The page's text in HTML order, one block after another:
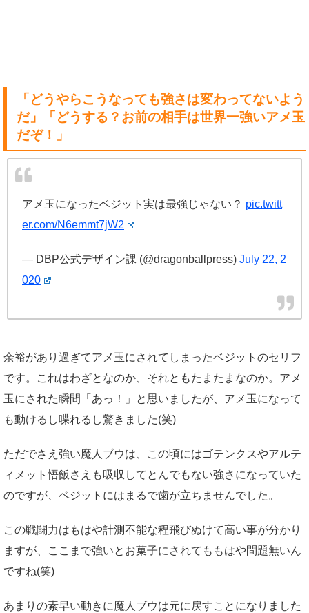
「どうやらこうなっても強さは変わってないよう
だ」「どうする？お前の相手は世界一強いアメ玉
だぞ！」
アメ玉になったベジット実は最強じゃない？ pic.twitt
er.com/N6emmt7jW2
— DBP公式デザイン課 (@dragonballpress) July 22, 2
020
余裕があり過ぎてアメ玉にされてしまったベジットのセリフ
です。これはわざとなのか、それともたまたまなのか。アメ
玉にされた瞬間「あっ！」と思いましたが、アメ玉になって
も動けるし喋れるし驚きました(笑)
ただでさえ強い魔人ブウは、この頃にはゴテンクスやアルテ
ィメット悟飯さえも吸収してとんでもない強さになっていた
のですが、ベジットにはまるで歯が立ちませんでした。
この戦闘力はもはや計測不能な程飛びぬけて高い事が分かり
ますが、ここまで強いとお菓子にされてももはや問題無いん
ですね(笑)
あまりの素早い動きに魔人ブウは元に戻すことになりました